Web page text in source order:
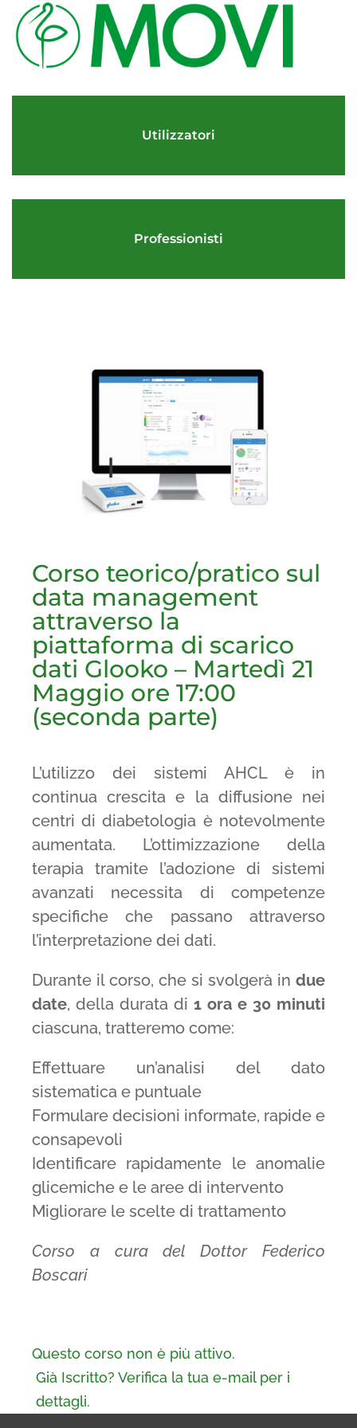
Utilizzatori
Professionisti
Corso teorico/pratico sul
data management
attraverso la
piattaforma di scarico
dati Glooko – Martedì 21
Maggio ore 17:00
(seconda parte)
L’utilizzo dei sistemi AHCL è in
continua crescita e la diffusione nei
centri di diabetologia è notevolmente
aumentata. L’ottimizzazione della
terapia tramite l’adozione di sistemi
avanzati necessita di competenze
specifiche che passano attraverso
l’interpretazione dei dati.
Durante il corso, che si svolgerà indue
date, della durata di 1 ora e 30 minuti
ciascuna, tratteremo come:
Effettuare un’analisi del dato
sistematica e puntuale
Formulare decisioni informate, rapide e
consapevoli
Identificare rapidamente le anomalie
glicemiche e le aree di intervento
Migliorare le scelte di trattamento
Corso a cura del Dottor Federico
Boscari
Questo corso non è più attivo.
Già Iscritto? Verifica la tua e-mail per i
dettagli.